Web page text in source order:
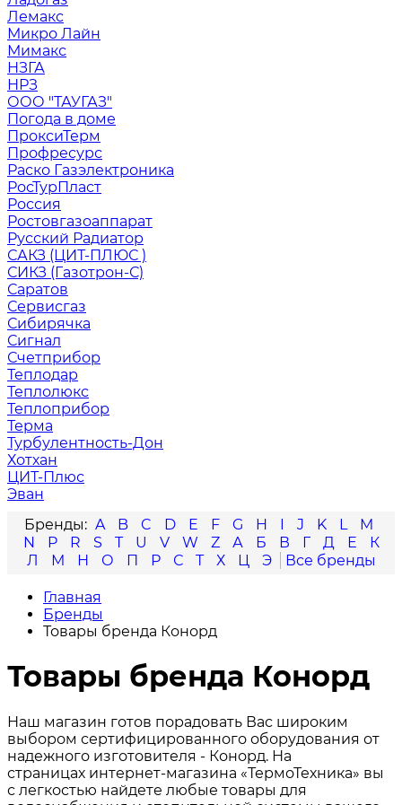
Лемакс
Микро Лайн
Мимакс
НЗГА
НРЗ
ООО "ТАУГАЗ"
Погода в доме
ПроксиТерм
Профресурс
Раско Газэлектроника
РосТурПласт
Россия
Ростовгазоаппарат
Русский Радиатор
САКЗ (ЦИТ-ПЛЮС )
СИКЗ (Газотрон-С)
Саратов
Сервисгаз
Сибирячка
Сигнал
Счетприбор
Теплодар
Теплолюкс
Теплоприбор
Терма
Турбулентность-Дон
Хотхан
ЦИТ-Плюс
Эван
A
B C D E F G H I J K L
M
N
P R S T U V W Z А Б В Г Д Е
К
Л
М Н О П Р С Т Х Ц Э
Главная
Бренды
Товары бренда Конорд
Товары бренда Конорд
Наш магазин готов порадовать Вас широким
выбором сертифицированного оборудования от
надежного изготовителя - Конорд. На
страницах интернет-магазина «ТермоТехника» вы
с легкостью найдете любые товары для